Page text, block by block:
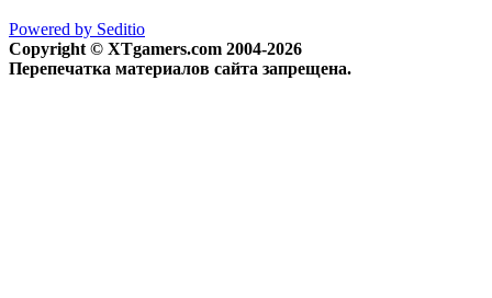
Powered by Seditio
Copyright © XTgamers.com 2004-2026
Перепечатка материалов сайта запрещена.